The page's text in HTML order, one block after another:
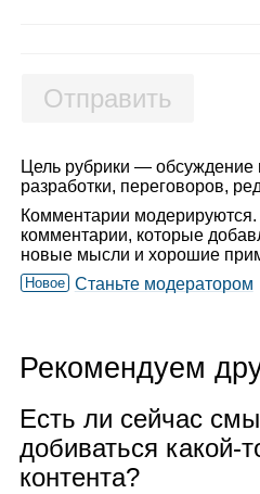
Отправить
Цель рубрики — обсуждение
разработки, переговоров,
Комментарии
комментарии, которые
новые мысли и хорошие
Новое Станьте модератором
Рекомендуем
Есть ли сей­час
доби­ваться
кон­тента?